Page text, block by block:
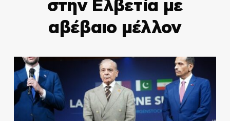
στην Ελβετία με
αβέβαιο μέλλον